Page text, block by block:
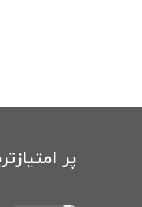
پر